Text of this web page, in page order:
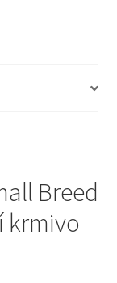
kvalitou
Breed
krmivo